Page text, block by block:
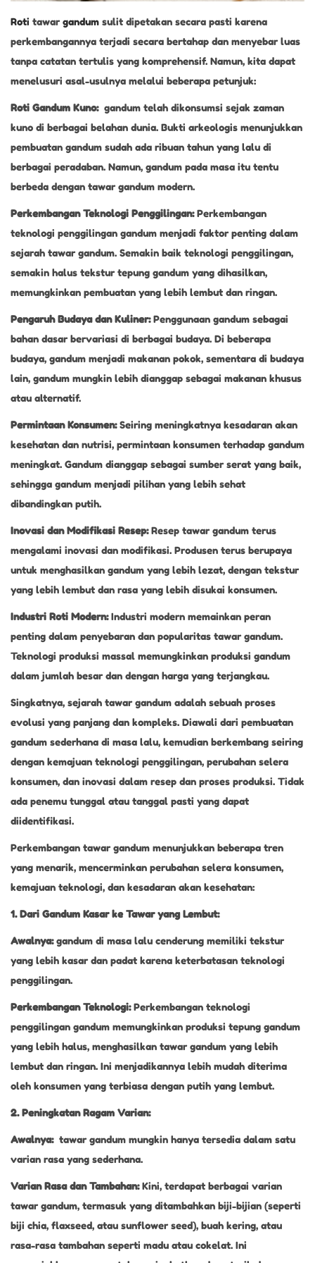
Roti tawar gandum sulit dipetakan secara pasti karena
perkembangannya terjadi secara bertahap dan menyebar luas
tanpa catatan tertulis yang komprehensif. Namun, kita dapat
menelusuri asal-usulnya melalui beberapa petunjuk:
Roti Gandum Kuno:gandum telah dikonsumsi sejak zaman
kuno di berbagai belahan dunia. Bukti arkeologis menunjukkan
pembuatan gandum sudah ada ribuan tahun yang lalu di
berbagai peradaban. Namun, gandum pada masa itu tentu
berbeda dengan tawar gandum modern.
Perkembangan Teknologi Penggilingan:Perkembangan
teknologi penggilingan gandum menjadi faktor penting dalam
sejarah tawar gandum. Semakin baik teknologi penggilingan,
semakin halus tekstur tepung gandum yang dihasilkan,
memungkinkan pembuatan yang lebih lembut dan ringan.
Pengaruh Budaya dan Kuliner:Penggunaan gandum sebagai
bahan dasar bervariasi di berbagai budaya. Di beberapa
budaya, gandum menjadi makanan pokok, sementara di budaya
lain, gandum mungkin lebih dianggap sebagai makanan khusus
atau alternatif.
Permintaan Konsumen:Seiring meningkatnya kesadaran akan
kesehatan dan nutrisi, permintaan konsumen terhadap gandum
meningkat. Gandum dianggap sebagai sumber serat yang baik,
sehingga gandum menjadi pilihan yang lebih sehat
dibandingkan putih.
Inovasi dan Modifikasi Resep:Resep tawar gandum terus
mengalami inovasi dan modifikasi. Produsen terus berupaya
untuk menghasilkan gandum yang lebih lezat, dengan tekstur
yang lebih lembut dan rasa yang lebih disukai konsumen.
Industri Roti Modern:Industri modern memainkan peran
penting dalam penyebaran dan popularitas tawar gandum.
Teknologi produksi massal memungkinkan produksi gandum
dalam jumlah besar dan dengan harga yang terjangkau.
Singkatnya, sejarah tawar gandum adalah sebuah proses
evolusi yang panjang dan kompleks. Diawali dari pembuatan
gandum sederhana di masa lalu, kemudian berkembang seiring
dengan kemajuan teknologi penggilingan, perubahan selera
konsumen, dan inovasi dalam resep dan proses produksi. Tidak
ada penemu tunggal atau tanggal pasti yang dapat
diidentifikasi.
Perkembangan tawar gandum menunjukkan beberapa tren
yang menarik, mencerminkan perubahan selera konsumen,
kemajuan teknologi, dan kesadaran akan kesehatan:
1. Dari Gandum Kasar ke Tawar yang Lembut:
Awalnya:gandum di masa lalu cenderung memiliki tekstur
yang lebih kasar dan padat karena keterbatasan teknologi
penggilingan.
Perkembangan Teknologi:Perkembangan teknologi
penggilingan gandum memungkinkan produksi tepung gandum
yang lebih halus, menghasilkan tawar gandum yang lebih
lembut dan ringan. Ini menjadikannya lebih mudah diterima
oleh konsumen yang terbiasa dengan putih yang lembut.
2. Peningkatan Ragam Varian:
Awalnya:tawar gandum mungkin hanya tersedia dalam satu
varian rasa yang sederhana.
Varian Rasa dan Tambahan:Kini, terdapat berbagai varian
tawar gandum, termasuk yang ditambahkan biji-bijian (seperti
biji chia, flaxseed, atau sunflower seed), buah kering, atau
rasa-rasa tambahan seperti madu atau cokelat. Ini